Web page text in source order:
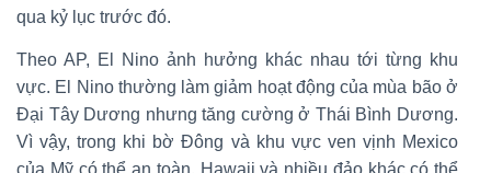
qua kỷ lục trước đó.
Theo AP, El Nino ảnh hưởng khác nhau tới từng khu
vực. El Nino thường làm giảm hoạt động của mùa bão ở
Đại Tây Dương nhưng tăng cường ở Thái Bình Dương.
Vì vậy, trong khi bờ Đông và khu vực ven vịnh Mexico
của Mỹ có thể an toàn, Hawaii và nhiều đảo khác có thể